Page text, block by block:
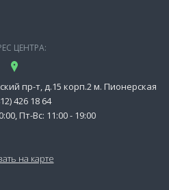
ЦЕНТРА:
пр-т, д.15 корп.2 м. Пионерская
426 18 64
Пт-Вс: 11:00 - 19:00
на карте